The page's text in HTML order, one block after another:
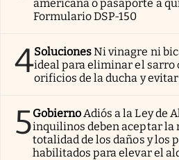
americana o pasaporte a
Formulario DSP-150
4SolucionesNi vinagre ni
ideal para eliminar el sarro
orificios de la ducha y
5GobiernoAdiós a la Ley de
inquilinos deben aceptar la
totalidad de los daños y los
habilitados para elevar el